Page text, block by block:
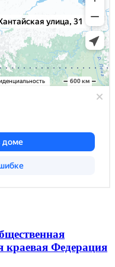
краевая Федерация